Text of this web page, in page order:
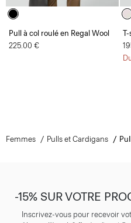
Pull à col roulé en Regal Wool
225.00 €
Femmes Pulls et Cardigans
-15% SUR VOTRE
Inscrivez-vous pour recevoir